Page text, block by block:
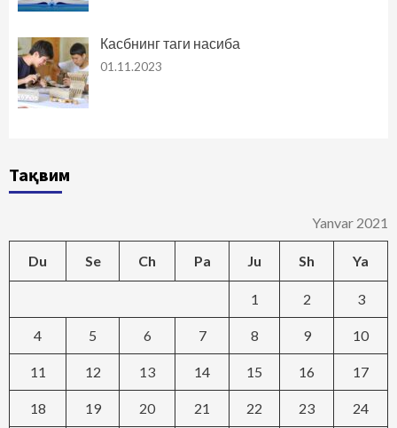
Касбнинг таги насиба
01.11.2023
Тақвим
Yanvar 2021
Du Se Ch Pa Ju Sh Ya
1 2 3
4 5 6 7 8 9 10
11 12 13 14 15 16 17
18 19 20 21 22 23 24